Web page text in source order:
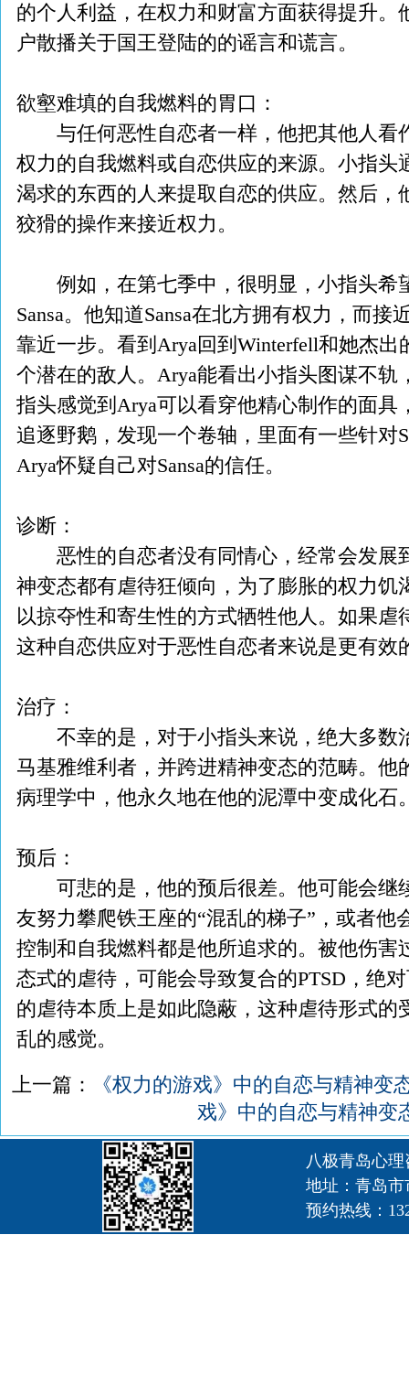
的个人利益，在权力和财富方面获得提升。
户散播关于国王登陆的的谣言和谎言。
欲壑难填的自我燃料的胃口：
与任何恶性自恋者一样，他把其他人看
权力的自我燃料或自恋供应的来源。小指头
渴求的东西的人来提取自恋的供应。然后，
狡猾的操作来接近权力。
例如，在第七季中，很明显，小指头希
Sansa。他知道Sansa在北方拥有权力，而
靠近一步。看到Arya回到Winterfell和她杰
个潜在的敌人。Arya能看出小指头图谋不轨
指头感觉到Arya可以看穿他精心制作的面具
追逐野鹅，发现一个卷轴，里面有一些针对
Arya怀疑自己对Sansa的信任。
诊断：
恶性的自恋者没有同情心，经常会发展
神变态都有虐待狂倾向，为了膨胀的权力饥
以掠夺性和寄生性的方式牺牲他人。如果虐
这种自恋供应对于恶性自恋者来说是更有效
治疗：
不幸的是，对于小指头来说，绝大多数
马基雅维利者，并跨进精神变态的范畴。他
病理学中，他永久地在他的泥潭中变成化石
预后：
可悲的是，他的预后很差。他可能会继
友努力攀爬铁王座的“混乱的梯子”，或者他
控制和自我燃料都是他所追求的。被他伤害
态式的虐待，可能会导致复合的PTSD，绝
的虐待本质上是如此隐蔽，这种虐待形式的
乱的感觉。
上一篇：
《权力的游戏》中的自恋与精神变
戏》中的自恋与精神变
八极青岛心
地址：青岛市
预约热线：